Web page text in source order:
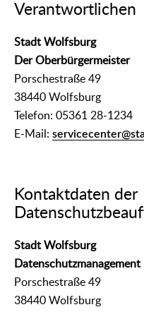
Verantwortlichen
Stadt Wolfsburg
Der Oberbürgermeister
Porschestraße 49
38440 Wolfsburg
Telefon: 05361 28-1234
E-Mail:
Kontaktdaten der
Stadt Wolfsburg
Datenschutzmanagement
Porschestraße 49
38440 Wolfsburg